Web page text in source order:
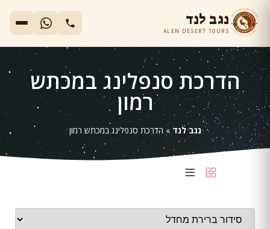
נגב לנד
ALEN DESERT TOURS
הדרכת סנפלינג במכתש
רמון
נגב לנד» הדרכת סנפלינג במכתש רמון